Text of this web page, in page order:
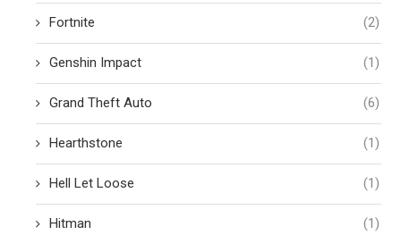
Fortnite (2)
Genshin Impact (1)
Grand Theft Auto (6)
Hearthstone (1)
Hell Let Loose (1)
Hitman (1)